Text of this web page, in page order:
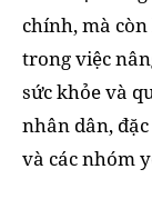
chính, mà
trong việc
sức khỏe và
nhân dân,
và các nhóm